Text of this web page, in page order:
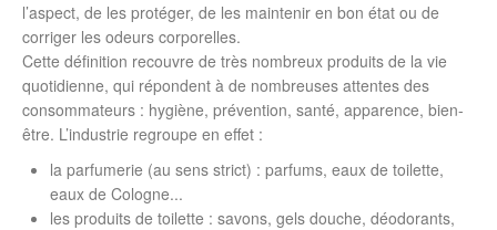
l’aspect, de les protéger, de les maintenir en bon état ou de
corriger les odeurs corporelles.
Cette définition recouvre de très nombreux produits de la vie
quotidienne, qui répondent à de nombreuses attentes des
consommateurs : hygiène, prévention, santé, apparence, bien-
être. L’industrie regroupe en effet :
la parfumerie (au sens strict) : parfums, eaux de toilette,
eaux de Cologne...
les produits de toilette : savons, gels douche, déodorants,